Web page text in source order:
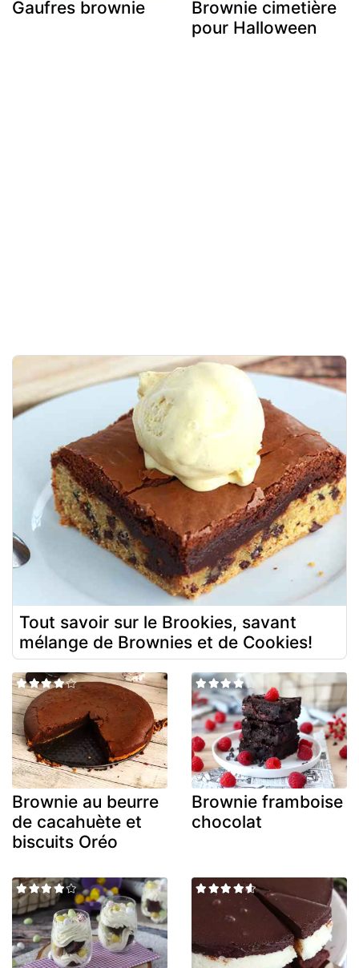
Gaufres brownie
Brownie cimetière
pour Halloween
Tout savoir sur le Brookies, savant
mélange de Brownies et de Cookies!
Brownie au beurre
de cacahuète et
biscuits Oréo
Brownie framboise
chocolat